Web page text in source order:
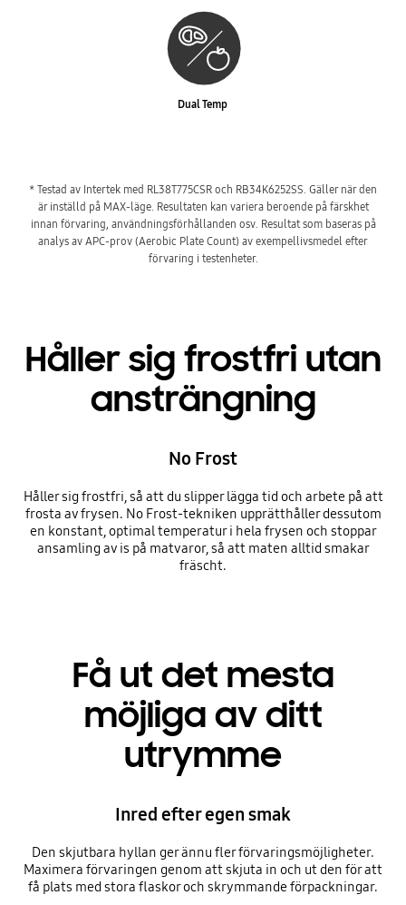
Dual Temp
* Testad av Intertek med RL38T775CSR och RB34K6252SS. Gäller när den
är inställd på MAX-läge. Resultaten kan variera beroende på färskhet
innan förvaring, användningsförhållanden osv. Resultat som baseras på
analys av APC-prov (Aerobic Plate Count) av exempellivsmedel efter
förvaring i testenheter.
Håller sig frostfri utan
ansträngning
No Frost
Håller sig frostfri, så att du slipper lägga tid och arbete på att
frosta av frysen. No Frost-tekniken upprätthåller dessutom
en konstant, optimal temperatur i hela frysen och stoppar
ansamling av is på matvaror, så att maten alltid smakar
fräscht.
Få ut det mesta
möjliga av ditt
utrymme
Inred efter egen smak
Den skjutbara hyllan ger ännu fler förvaringsmöjligheter.
Maximera förvaringen genom att skjuta in och ut den för att
få plats med stora flaskor och skrymmande förpackningar.